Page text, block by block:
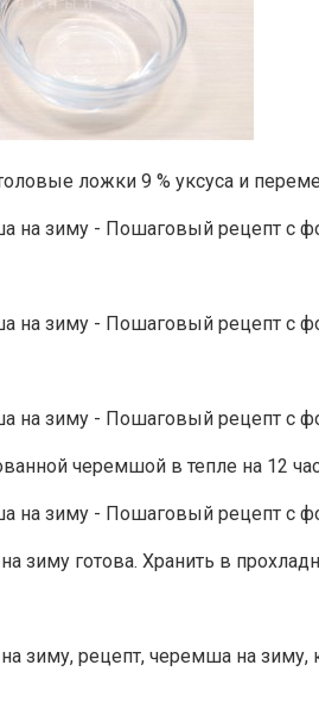
ложки 9 % уксуса и
черемшой в тепле на 12
зиму готова. Хранить в
зиму, рецепт, черемша на